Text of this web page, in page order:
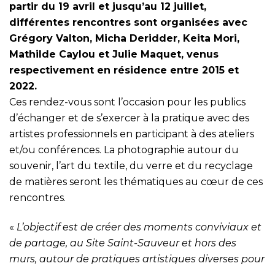
partir du 19 avril et jusqu’au 12 juillet,
différentes rencontres sont organisées avec
Grégory Valton, Micha Deridder, Keita Mori,
Mathilde Caylou et Julie Maquet, venus
respectivement en résidence entre 2015 et
2022.
Ces rendez-vous sont l’occasion pour les publics
d’échanger et de s’exercer à la pratique avec des
artistes professionnels en participant à des ateliers
et/ou conférences. La photographie autour du
souvenir, l’art du textile, du verre et du recyclage
de matières seront les thématiques au cœur de ces
rencontres.
« L’objectif est de créer des moments conviviaux et
de partage, au Site Saint-Sauveur et hors des
murs, autour de pratiques artistiques diverses pour